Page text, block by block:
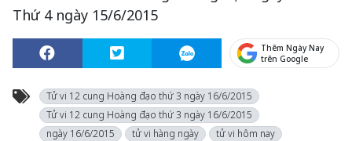
Thứ 4 ngày 15/6/2015
Thêm Ngày Nay
trên Google
Tử vi 12 cung Hoàng đạo thứ 3 ngày 16/6/2015
Tử vi 12 cung Hoàng đạo thứ 3 ngày 16/6/2015
ngày 16/6/2015
tử vi hàng ngày
tử vi hôm nay